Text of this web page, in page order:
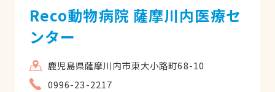
Reco動物病院 薩摩川内医療セ
ンター
鹿児島県薩摩川内市東大小路町68-10
0996-23-2217